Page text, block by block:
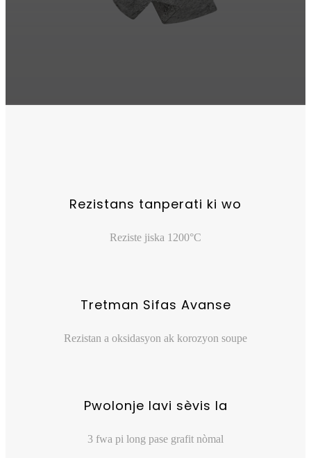
Rezistans tanperati ki wo
Reziste jiska 1200°C
Tretman Sifas Avanse
Rezistan a oksidasyon ak korozyon soupe
Pwolonje lavi sèvis la
3 fwa pi long pase grafit nòmal